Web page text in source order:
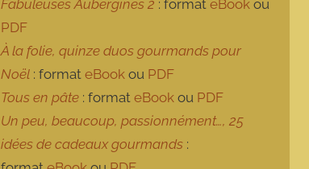
Fabuleuses Aubergines 2 : formateBook ou
PDF
À la folie, quinze duos gourmands pour
Noël : formateBook ou PDF
Tous en pâte : formateBook ou PDF
Un peu, beaucoup, passionnément…, 25
idées de cadeaux gourmands :